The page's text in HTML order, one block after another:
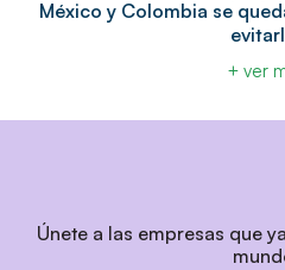
México y Colombia se
+ ver
Únete a las empresas que